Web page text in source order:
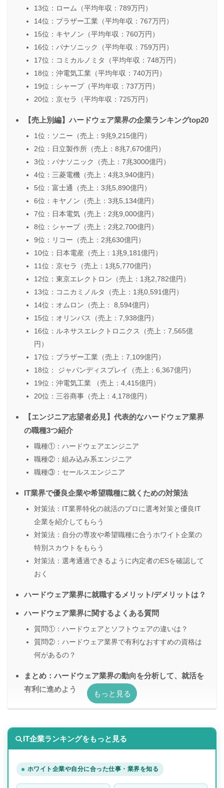
13位：ローム（平均年収：789万円）
14位：ブラザー工業（平均年収：767万円）
15位：キヤノン（平均年収：760万円）
16位：パナソニック（平均年収：759万円）
17位：コミカルノミタ（平均年収：748万円）
18位：沖電気工業（平均年収：740万円）
19位：シャープ（平均年収：737万円）
20位：京セラ（平均年収：725万円）
【売上別編】ハードウェア業界の企業ランキングtop20
1位：ソニー（売上：9兆9,215億円）
2位：日立製作所（売上：8兆7,670億円）
3位：パナソニック（売上：7兆3000億円）
4位：三菱電機（売上：4兆3,940億円）
5位：富士通（売上：3兆5,890億円）
6位：キヤノン（売上：3兆5,134億円）
7位：日本電気（売上：2兆9,000億円）
8位：シャープ（売上：2兆2,700億円）
9位：リコー（売上：2兆630億円）
10位：日本電産（売上：1兆9,181億円）
11位：京セラ（売上：1兆5,770億円）
12位：東京エレクトロン（売上：1兆2,782億円）
13位：コニカミノルタ（売上：1兆0,591億円）
14位：オムロン（売上： 8,594億円）
15位：オリンパス（売上：7,938億円）
16位：ルネサスエレクトロニクス（売上：7,565億
円）
17位：ブラザー工業（売上：7,109億円）
18位： ジャパンディスプレイ（売上：6,367億円）
19位：沖電気工業 （売上：4,415億円）
20位：三谷商事（売上：4,178億円）
【エンジニア志望者必見】代表的なハードウェア業界
の職種3つ紹介
職種①：ハードウェアエンジニア
職種②：組み込み系エンジニア
職種③：セールスエンジニア
IT業界で優良企業や希望職種に就くための対策法
対策法：IT業界特化の就活のプロに選考対策と優良IT
企業を紹介してもらう
対策法：自分の専攻や希望職種に合うホワイト企業の
特別スカウトをもらう
対策法：選考通過できるように内定者のESを確認して
おく
ハードウェア業界に就職するメリット/デメリットは？
ハードウェア業界に関するよくある質問
質問①：ハードウェアとソフトウェアの違いは？
質問②：ハードウェア業界で有利なおすすめの資格は
何があるの？
まとめ：ハードウェア業界の動向を分析して、就活を
有利に進めよう
IT企業ランキングをもっと見る
ホワイト企業や自分に合った仕事・業界を知る